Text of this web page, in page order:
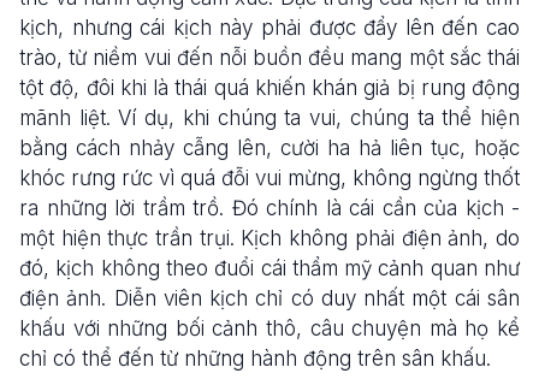
kịch, nhưng cái kịch này phải được đẩy lên đến cao
trào, từ niềm vui đến nỗi buồn đều mang một sắc thái
tột độ, đôi khi là thái quá khiến khán giả bị rung động
mãnh liệt. Ví dụ, khi chúng ta vui, chúng ta thể hiện
bằng cách nhảy cẫng lên, cười ha hả liên tục, hoặc
khóc rưng rức vì quá đỗi vui mừng, không ngừng thốt
ra những lời trầm trồ. Đó chính là cái cần của kịch -
một hiện thực trần trụi. Kịch không phải điện ảnh, do
đó, kịch không theo đuổi cái thẩm mỹ cảnh quan như
điện ảnh. Diễn viên kịch chỉ có duy nhất một cái sân
khấu với những bối cảnh thô, câu chuyện mà họ kể
chỉ có thể đến từ những hành động trên sân khấu.